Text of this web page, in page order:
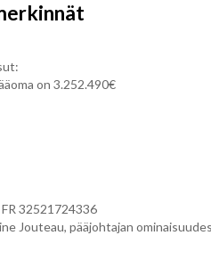
on 3.252.490€
32521724336
Jouteau, pääjohtajan